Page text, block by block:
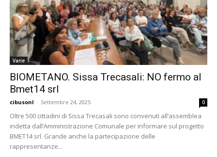
Varie
BIOMETANO. Sissa Trecasali: NO fermo al
Bmet14 srl
cibusonl - Settembre 24, 2025 0
Oltre 500 cittadini di Sissa Trecasali sono convenuti all’assemblea
indetta dall’Amministrazione Comunale per informare sul progetto
BMET14 srl. Grande anche la partecipazione delle
rappresentanze...